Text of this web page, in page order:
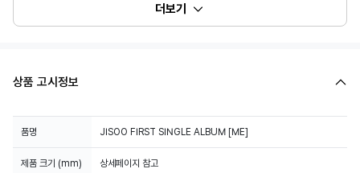
더보기
상품 고시정보
품명 JISOO FIRST SINGLE ALBUM [ME]
제품 크기 (mm) 상세페이지 참고